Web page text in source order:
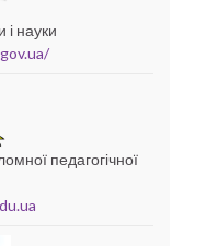
і науки
педагогічної